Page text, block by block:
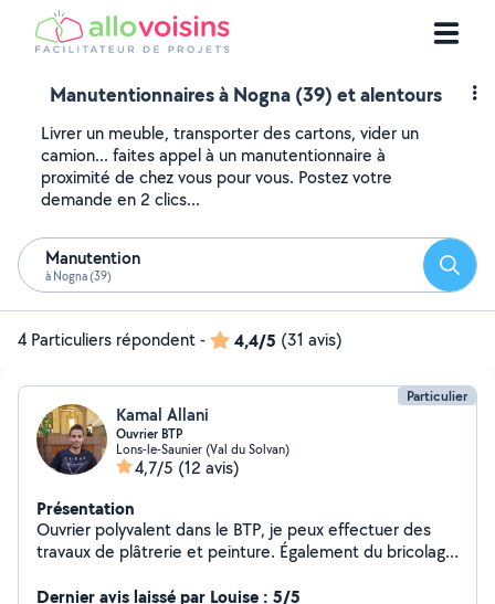
Manutentionnaires à Nogna (39) et alentours
Livrer un meuble, transporter des cartons, vider un
camion... faites appel à un manutentionnaire à
proximité de chez vous pour vous. Postez votre
demande en 2 clics...
Manutention
à Nogna (39)
4 Particuliers répondent- 4,4/5 (31 avis)
Particulier
Kamal Allani
Ouvrier BTP
Lons-le-Saunier (Val du Solvan)
4,7/5 (12 avis)
Présentation
Ouvrier polyvalent dans le BTP, je peux effectuer des
travaux de plâtrerie et peinture. Également du bricolage
Dernier avis laissé par Louise : 5/5